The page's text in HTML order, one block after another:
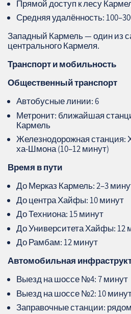
Прямой доступ к лесу
Средняя удалённость:
Западный Кармель — один из
центрального Кармеля.
Транспорт и мобильность
Общественный транспорт
Автобусные линии: 6
Метронит: ближайшая
Кармель
Железнодорожная станция:
ха‑Шмона (10–12 минут)
Время в пути
До Мерказ Кармель: 2–3
До центра Хайфы: 10 минут
До Техниона: 15 минут
До Университета Хайфы: 12
До Рамбам: 12 минут
Автомобильная
Выезд на шоссе №4: 7 минут
Выезд на шоссе №2: 10
Заправочные станции: